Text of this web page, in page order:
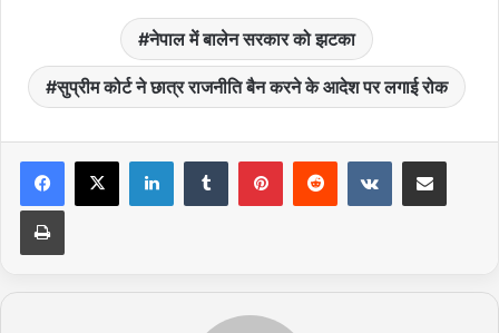
नेपाल में बालेन सरकार को झटका
सुप्रीम कोर्ट ने छात्र राजनीति बैन करने के आदेश पर लगाई रोक